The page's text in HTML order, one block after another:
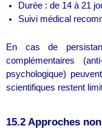
Durée : de 14 à 21
Suivi médical
En cas de
complémentaires
psychologique)
scientifiques restent
15.2 Approches